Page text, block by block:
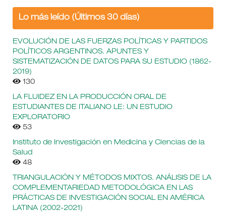
Lo más leído (Últimos 30 días)
EVOLUCIÓN DE LAS FUERZAS POLÍTICAS Y PARTIDOS
POLÍTICOS ARGENTINOS. APUNTES Y
SISTEMATIZACIÓN DE DATOS PARA SU ESTUDIO (1862-
2019)
130
LA FLUIDEZ EN LA PRODUCCIÓN ORAL DE
ESTUDIANTES DE ITALIANO LE: UN ESTUDIO
EXPLORATORIO
53
Instituto de Investigación en Medicina y Ciencias de la
Salud
48
TRIANGULACIÓN Y MÉTODOS MIXTOS. ANÁLISIS DE LA
COMPLEMENTARIEDAD METODOLÓGICA EN LAS
PRÁCTICAS DE INVESTIGACIÓN SOCIAL EN AMÉRICA
LATINA (2002-2021)